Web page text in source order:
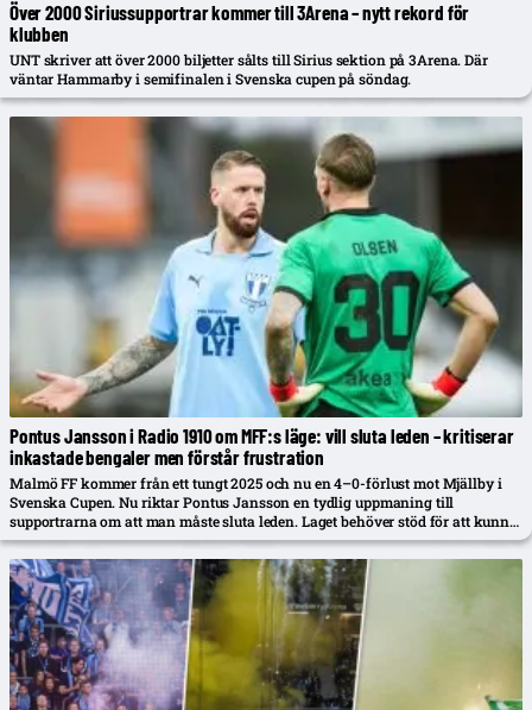
Över 2000 Siriussupportrar kommer till 3Arena – nytt rekord för
klubben
UNT skriver att över 2000 biljetter sålts till Sirius sektion på 3Arena. Där
väntar Hammarby i semifinalen i Svenska cupen på söndag.
Pontus Jansson i Radio 1910 om MFF:s läge: vill sluta leden – kritiserar
inkastade bengaler men förstår frustration
Malmö FF kommer från ett tungt 2025 och nu en 4–0-förlust mot Mjällby i
Svenska Cupen. Nu riktar Pontus Jansson en tydlig uppmaning till
supportrarna om att man måste sluta leden. Laget behöver stöd för att kunna
vända utvecklingen.